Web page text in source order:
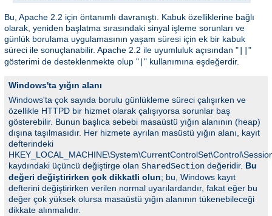
Bu, Apache 2.2 için öntanımlı davranıştı. Kabuk özelliklerine bağlı
olarak, yeniden başlatma sırasındaki sinyal işleme sorunları ve
günlük borulama uygulamasının yaşam süresi için ek bir kabuk
süreci ile sonuçlanabilir. Apache 2.2 ile uyumluluk açısından "
"
gösterimi de desteklenmekte olup " " kullanımına eşdeğerdir.
Windows'ta yığın alanı
Windows'ta çok sayıda borulu günlükleme süreci çalışırken ve
özellikle HTTPD bir hizmet olarak çalışıyorsa sorunlar baş
gösterebilir. Bunun başlıca sebebi masaüstü yığın alanının (heap)
dışına taşılmasıdır. Her hizmete ayrılan masüstü yığın alanı, kayıt
defterindeki
kaydındaki üçüncü değiştirge olan SharedSection değeridir. Bu
değeri değiştirirken çok dikkatli olun; bu, Windows kayıt
defterini değiştirirken verilen normal uyarılardandır, fakat eğer bu
değer çok yüksek olursa masaüstü yığın alanının tükenebileceği
dikkate alınmalıdır.